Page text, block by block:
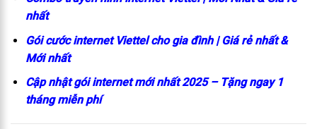
nhất
Gói cước internet Viettel cho gia đình | Giá rẻ nhất &
Mới nhất
Cập nhật gói internet mới nhất 2025 – Tặng ngay 1
tháng miễn phí